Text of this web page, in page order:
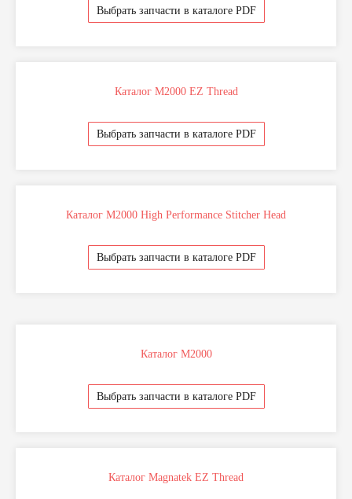
Выбрать запчасти в каталоге PDF
Каталог M2000 EZ Thread
Выбрать запчасти в каталоге PDF
Каталог M2000 High Performance Stitcher Head
Выбрать запчасти в каталоге PDF
Каталог M2000
Выбрать запчасти в каталоге PDF
Каталог Magnatek EZ Thread